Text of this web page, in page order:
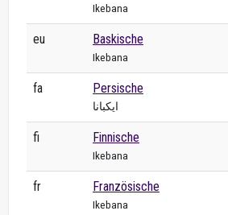
Ikebana
eu Baskische
Ikebana
fa Persische
ایکبانا
fi Finnische
Ikebana
fr Französische
Ikebana